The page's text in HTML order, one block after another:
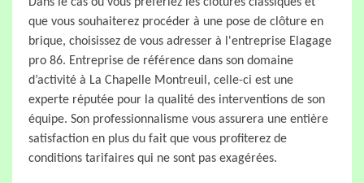
que vous souhaiterez procéder à une pose de clôture en
brique, choisissez de vous adresser à l'entreprise Elagage
pro 86. Entreprise de référence dans son domaine
d’activité à La Chapelle Montreuil, celle-ci est une
experte réputée pour la qualité des interventions de son
équipe. Son professionnalisme vous assurera une entière
satisfaction en plus du fait que vous profiterez de
conditions tarifaires qui ne sont pas exagérées.